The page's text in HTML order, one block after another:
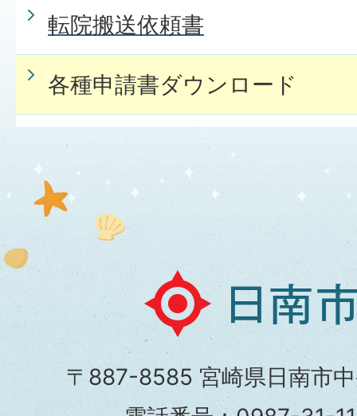
転院搬送依頼書
各種申請書ダウンロード
日
南
市
役
〒887-8585 宮崎県日南市